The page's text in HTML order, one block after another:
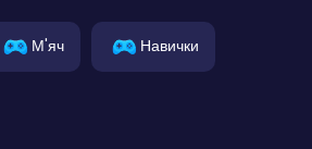
М'яч Навички